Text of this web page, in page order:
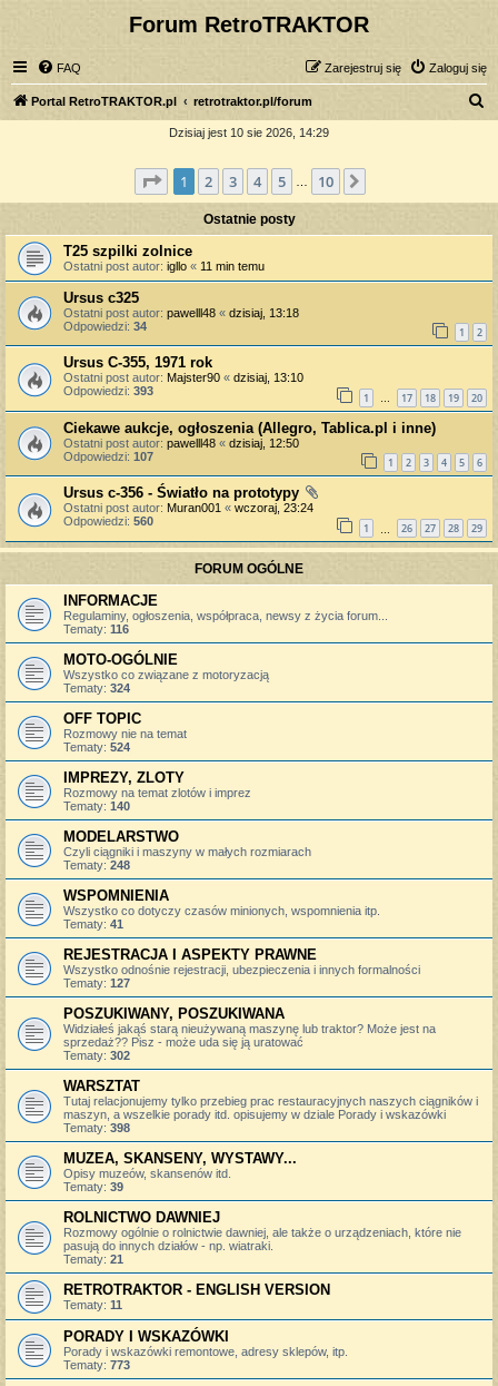
Forum RetroTRAKTOR
FAQ Zaloguj się
Zarejestruj się
Portal RetroTRAKTOR.pl retrotraktor.pl/forum
a
j
Dzisiaj jest 10 sie 2026, 14:29
Strona z10
1 2 3 4 5 10
Ostatnie posty
T25 szpilki zolnice
Ostatni post autor: igllo « 11 min temu
Ursus c325
Ostatni post autor: pawelll48 « dzisiaj, 13:18
Odpowiedzi: 34 1 2
Ursus C-355, 1971 rok
Ostatni post autor: Majster90 « dzisiaj, 13:10
Odpowiedzi: 393 1 … 17 18 19 20
Ciekawe aukcje, ogłoszenia (Allegro, Tablica.pl i inne)
Ostatni post autor: pawelll48 « dzisiaj, 12:50
Odpowiedzi: 107 1 2 3 4 5 6
Ursus c-356 - Światło na prototypy
Ostatni post autor: Muran001 « wczoraj, 23:24
Odpowiedzi: 560 1 26 27 28 29
FORUM OGÓLNE
INFORMACJE
Regulaminy, ogłoszenia, współpraca, newsy z życia forum...
Tematy: 116
MOTO-OGÓLNIE
Wszystko co związane z motoryzacją
Tematy: 324
OFF TOPIC
Rozmowy nie na temat
Tematy: 524
IMPREZY, ZLOTY
Rozmowy na temat zlotów i imprez
Tematy: 140
MODELARSTWO
Czyli ciągniki i maszyny w małych rozmiarach
Tematy: 248
WSPOMNIENIA
Wszystko co dotyczy czasów minionych, wspomnienia itp.
Tematy: 41
REJESTRACJA I ASPEKTY PRAWNE
Wszystko odnośnie rejestracji, ubezpieczenia i innych formalności
Tematy: 127
POSZUKIWANY, POSZUKIWANA
Widziałeś jakąś starą nieużywaną maszynę lub traktor? Może jest na
sprzedaż?? Pisz - może uda się ją uratować
Tematy: 302
WARSZTAT
Tutaj relacjonujemy tylko przebieg prac restauracyjnych naszych ciągników i
maszyn, a wszelkie porady itd. opisujemy w dziale Porady i wskazówki
Tematy: 398
MUZEA, SKANSENY, WYSTAWY...
Opisy muzeów, skansenów itd.
Tematy: 39
ROLNICTWO DAWNIEJ
Rozmowy ogólnie o rolnictwie dawniej, ale także o urządzeniach, które nie
pasują do innych działów - np. wiatraki.
Tematy: 21
RETROTRAKTOR - ENGLISH VERSION
Tematy: 11
PORADY I WSKAZÓWKI
Porady i wskazówki remontowe, adresy sklepów, itp.
Tematy: 773